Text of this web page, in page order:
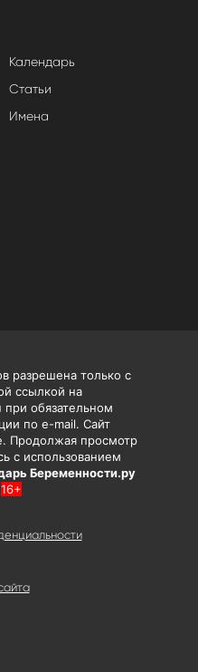
Календарь
Статьи
Имена
разрешена только с
ссылкой на
при обязательном
по e-mail. Сайт
Продолжая просмотр
с использованием
Беременности.ру
16+